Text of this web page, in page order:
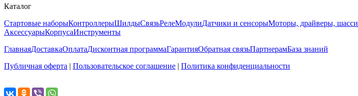
Каталог
Стартовые наборыКонтроллерыШилдыСвязьРелеМодулиДатчики и сенсорыМоторы, драйверы, шасси
АксессуарыКорпусаИнструменты
ГлавнаяДоставкаОплатаДисконтная программаГарантияОбратная связьПартнерамБаза знаний
Публичная оферта | Пользовательское соглашение | Политика конфиденциальности